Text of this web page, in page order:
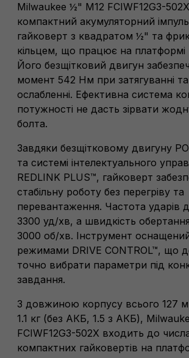
Milwaukee ½" M12 FCIWF12G3-
компактний акумуляторний
гайковерт з квадратом ½" та
кільцем, що працює на платформі
Його безщітковий двигун
момент 542 Нм при затягуванні
ослабленні. Ефективна система
потужності не дасть зірвати
болта.
Завдяки безщітковому двигуну
та системі інтелектуального
REDLINK PLUS™, гайковерт
стабільну роботу без перегріву та
перевантаження. Частота ударів
3300 уд⁠/⁠хв, а швидкість
3000 об⁠/⁠хв. Інструмент
режимами DRIVE CONTROL™, що
точно вибрати параметри під
завдання.
З довжиною корпусу всього 127
1.1 кг (без АКБ, 1.5 з АКБ),
FCIWF12G3-502X входить до
компактних гайковертів на